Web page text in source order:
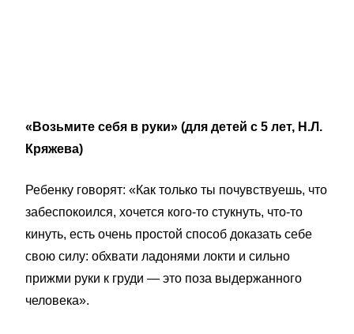
«Возьмите себя в руки» (для детей с 5 лет, Н.Л.
Кряжева)
Ребенку говорят: «Как только ты почувствуешь, что
забеспокоился, хочется кого-то стукнуть, что-то
кинуть, есть очень простой способ доказать себе
свою силу: обхвати ладонями локти и сильно
прижми руки к груди — это поза выдержанного
человека».